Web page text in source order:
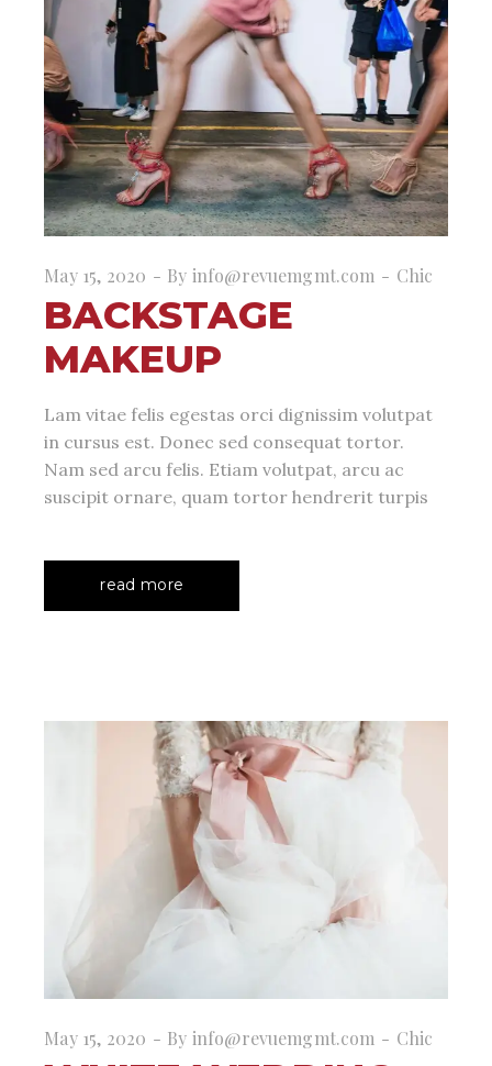
May 15, 2020 By info@revuemgmt.com Chic
BACKSTAGE
MAKEUP
Lam vitae felis egestas orci dignissim volutpat
in cursus est. Donec sed consequat tortor.
Nam sed arcu felis. Etiam volutpat, arcu ac
suscipit ornare, quam tortor hendrerit turpis
read more
May 15, 2020 By info@revuemgmt.com Chic